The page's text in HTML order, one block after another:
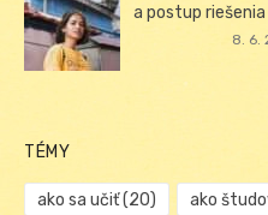
a postup riešenia
8. 6.
TÉMY
ako sa učiť(20) ako